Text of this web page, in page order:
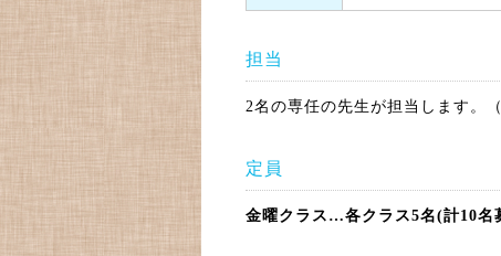
担当
2名の専任の先生が担当します。
定員
金曜クラス…各クラス5名(計10名